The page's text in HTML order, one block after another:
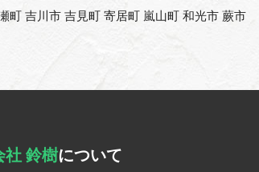
町 吉川市 吉見町 寄居町 嵐山町 和光市 蕨市
社 鈴樹について